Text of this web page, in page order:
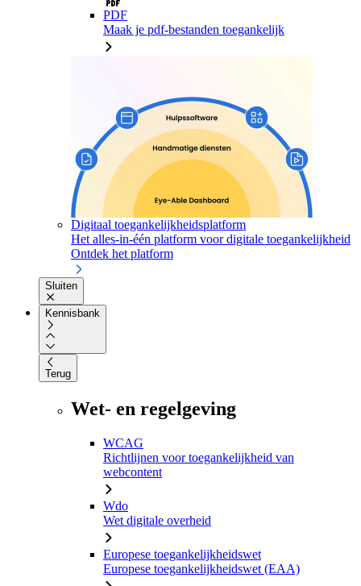
PDF
Maak je pdf-bestanden toegankelijk
Digitaal toegankelijkheidsplatform
Het alles-in-één platform voor digitale toegankelijkheid
Ontdek het platform
Sluiten
Kennisbank
Terug
Wet- en regelgeving
WCAG
Richtlijnen voor toegankelijkheid van
webcontent
Wdo
Wet digitale overheid
Europese toegankelijkheidswet
Europese toegankelijkheidswet (EAA)